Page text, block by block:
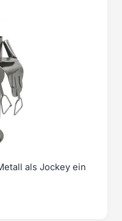
als Jockey ein